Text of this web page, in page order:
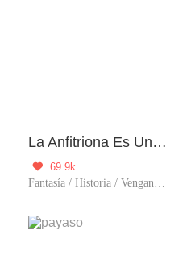
La Anfitriona Es Una Villana

69.9k
Fantasía / Historia / Venganza / Sistema / Renacimiento / Juego de time travel